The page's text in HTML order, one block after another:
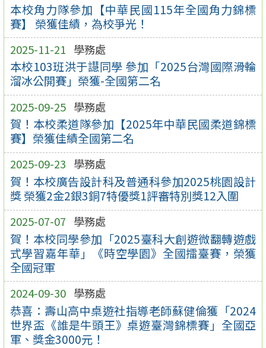
本校角力隊參加【中華民國115年全國角力錦標
賽】 榮獲佳績，為校爭光！
2025-11-21 學務處
本校103班洪于譿同學 參加「2025台灣國際滑輪
溜冰公開賽」榮獲-全國第二名
2025-09-25 學務處
賀！本校柔道隊參加【2025年中華民國柔道錦標
賽】榮獲佳績全國第二名
2025-09-23 學務處
賀！本校廣告設計科及普通科參加2025桃園設計
獎 榮獲2金2銀3銅7特優獎1評審特別獎12入圍
2025-07-07 學務處
賀！本校同學參加「2025臺科大創遊微翻轉遊戲
式學習嘉年華」《時空學園》全國擂臺賽，榮獲
全國冠軍
2024-09-30 學務處
恭喜：壽山高中桌遊社指導老師蘇健倫獲「2024
世界盃《誰是牛頭王》桌遊臺灣錦標賽」全國亞
軍、獎金3000元！